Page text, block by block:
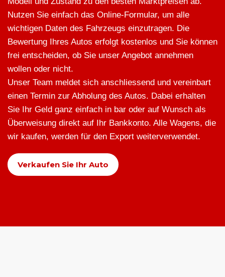
Nutzen Sie einfach das Online-Formular, um alle
wichtigen Daten des Fahrzeugs einzutragen. Die
Bewertung Ihres Autos erfolgt kostenlos und Sie können
frei entscheiden, ob Sie unser Angebot annehmen
wollen oder nicht.
Unser Team meldet sich anschliessend und vereinbart
einen Termin zur Abholung des Autos. Dabei erhalten
Sie Ihr Geld ganz einfach in bar oder auf Wunsch als
Überweisung direkt auf Ihr Bankkonto. Alle Wagens, die
wir kaufen, werden für den Export weiterverwendet.
Verkaufen Sie Ihr Auto